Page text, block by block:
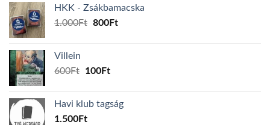
160Ft.150Ft.
HKK - Zsákbamacska
1.000Ft Original
800FtCurrent
Villein
600Ft
Original
600Ft.
100FtCurrent
100Ft.
Havi klub tagság
1.500Ft